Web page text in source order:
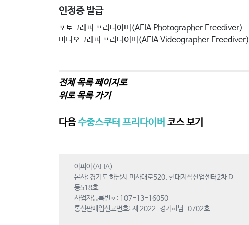
인정증 발급
포토그래퍼 프리다이버(AFIA Photographer Freediver)
비디오그래퍼 프리다이버(AFIA Videographer Freediver)
전체 목록 페이지로
위로 목록 가기
다음수중스쿠터 프리다이버 코스 보기
아피아(AFIA)
본사: 경기도 하남시 미사대로520, 현대지식산업센터2차 D
동518호
사업자등록번호: 107-13-16050
통신판매업신고번호: 제 2022-경기하남-0702호